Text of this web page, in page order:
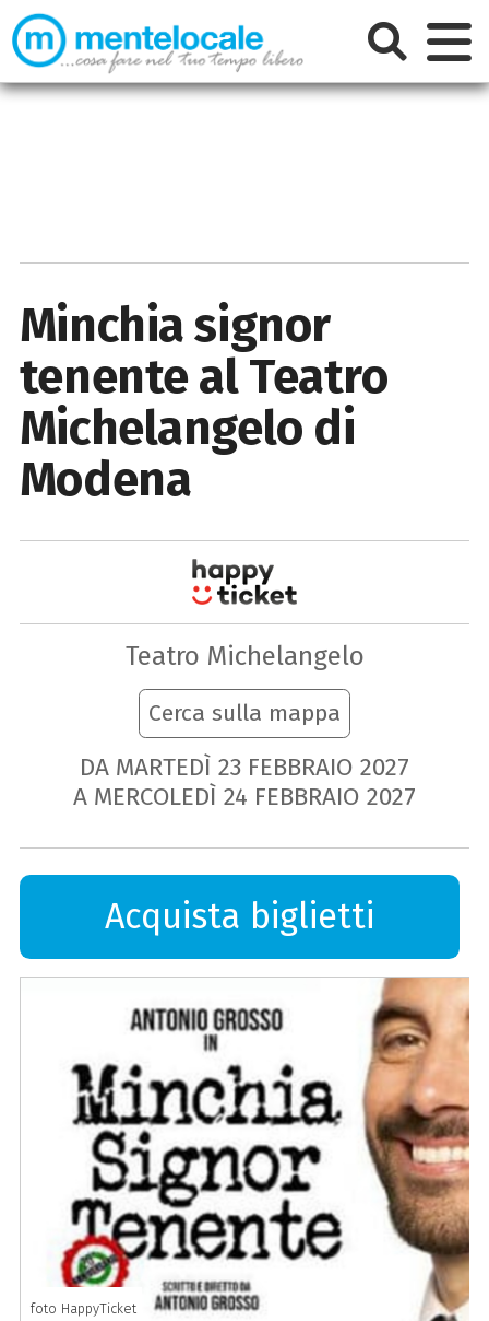
Minchia signor
tenente al Teatro
Michelangelo di
Modena
Teatro Michelangelo
Cerca sulla mappa
DA MARTEDÌ 23 FEBBRAIO 2027
A MERCOLEDÌ 24 FEBBRAIO 2027
Acquista biglietti
foto HappyTicket